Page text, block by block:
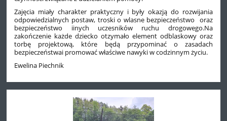
Zajęcia miały charakter praktyczny i były okazją do rozwijania
odpowiedzialnych postaw, troski o wlasne bezpieczeństwo oraz
bezpieczeństwo iinych uczesników ruchu drogowego.Na
zakończenie każde dziecko otzymało element odblaskowy oraz
torbę projektową, które będą przypominać o zasadach
bezpieczeństwai promować właściwe nawyki w codzinnym życiu.
Ewelina Piechnik